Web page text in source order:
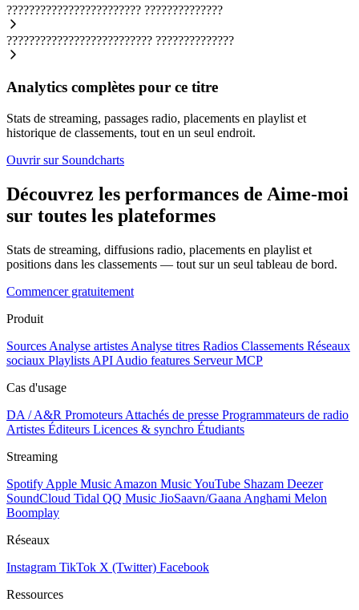
???????????????????????? ??????????????
?????????????????????????? ??????????????
Analytics complètes pour ce titre
Stats de streaming, passages radio, placements en playlist et
historique de classements, tout en un seul endroit.
Ouvrir sur Soundcharts
Découvrez les performances de Aime-moi
sur toutes les plateformes
Stats de streaming, diffusions radio, placements en playlist et
positions dans les classements — tout sur un seul tableau de bord.
Commencer gratuitement
Produit
Sources Analyse artistes Analyse titres Radios Classements Réseaux
sociaux Playlists API Audio features Serveur MCP
Cas d'usage
DA / A&R Promoteurs Attachés de presse Programmateurs de radio
Artistes Éditeurs Licences & synchro Étudiants
Streaming
Spotify Apple Music Amazon MusicYouTube Shazam Deezer
SoundCloud Tidal QQ Music JioSaavn/Gaana Anghami Melon
Boomplay
Réseaux
Instagram TikTok X (Twitter) Facebook
Ressources